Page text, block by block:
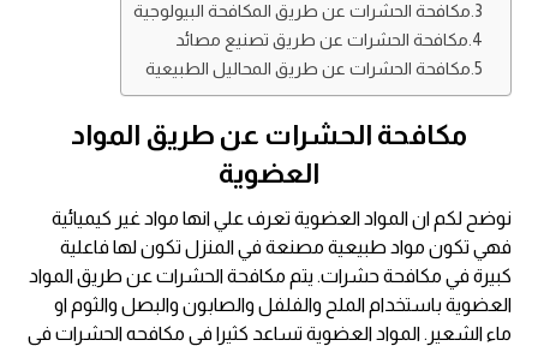
مكافحة الحشرات عن طريق المكافحة البيولوجية
مكافحة الحشرات عن طريق تصنيع مصائد
مكافحة الحشرات عن طريق المحاليل الطبيعية
مكافحة الحشرات عن طريق المواد
العضوية
نوضح لكم ان المواد العضوية تعرف علي انها مواد غير كيميائية
فهي تكون مواد طبيعية مصنعة في المنزل تكون لها فاعلية
كبيرة في مكافحة حشرات. يتم مكافحة الحشرات عن طريق المواد
العضوية باستخدام الملح والفلفل والصابون والبصل والثوم او
ماء الشعير. المواد العضوية تساعد كثيرا في مكافحه الحشرات في